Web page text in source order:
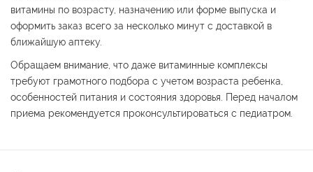
витамины по возрасту, назначению или форме выпуска и
оформить заказ всего за несколько минут с доставкой в
ближайшую аптеку.
Обращаем внимание, что даже витаминные комплексы
требуют грамотного подбора с учетом возраста ребенка,
особенностей питания и состояния здоровья. Перед началом
приема рекомендуется проконсультироваться с педиатром.